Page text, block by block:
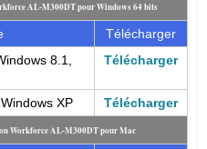
AL-M300DT pour Windows 64 bits
Télécharger
8.1,
Télécharger
XP Télécharger
Workforce AL-M300DT pour Mac